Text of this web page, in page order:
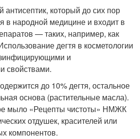
который до сих пор
в народной медицине и входит в
— таких, например, как
дегтя в косметологии
и
свойствами.
до 10% дегтя, остальное
основа (растительные масла).
мыло «Рецепты чистоты» НМЖК
отдушек, красителей или
компонентов.